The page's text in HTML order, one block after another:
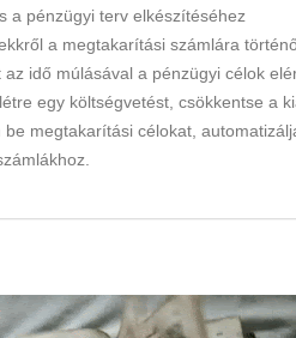
a pénzügyi terv elkészítéséhez
a megtakarítási számlára
idő múlásával a pénzügyi célok
egy költségvetést, csökkentse a
megtakarítási célokat,